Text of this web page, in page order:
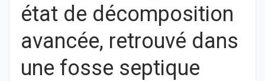
état de décomposition
avancée, retrouvé dans
une fosse septique